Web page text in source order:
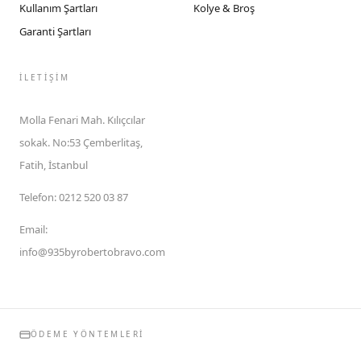
Kullanım Şartları
Garanti Şartları
Kolye & Broş
İLETIŞIM
Molla Fenari Mah. Kılıçcılar
sokak. No:53 Çemberlitaş,
Fatih, İstanbul
Telefon:0212 520 03 87
Email:
info@935byrobertobravo.com
ÖDEME YÖNTEMLERI